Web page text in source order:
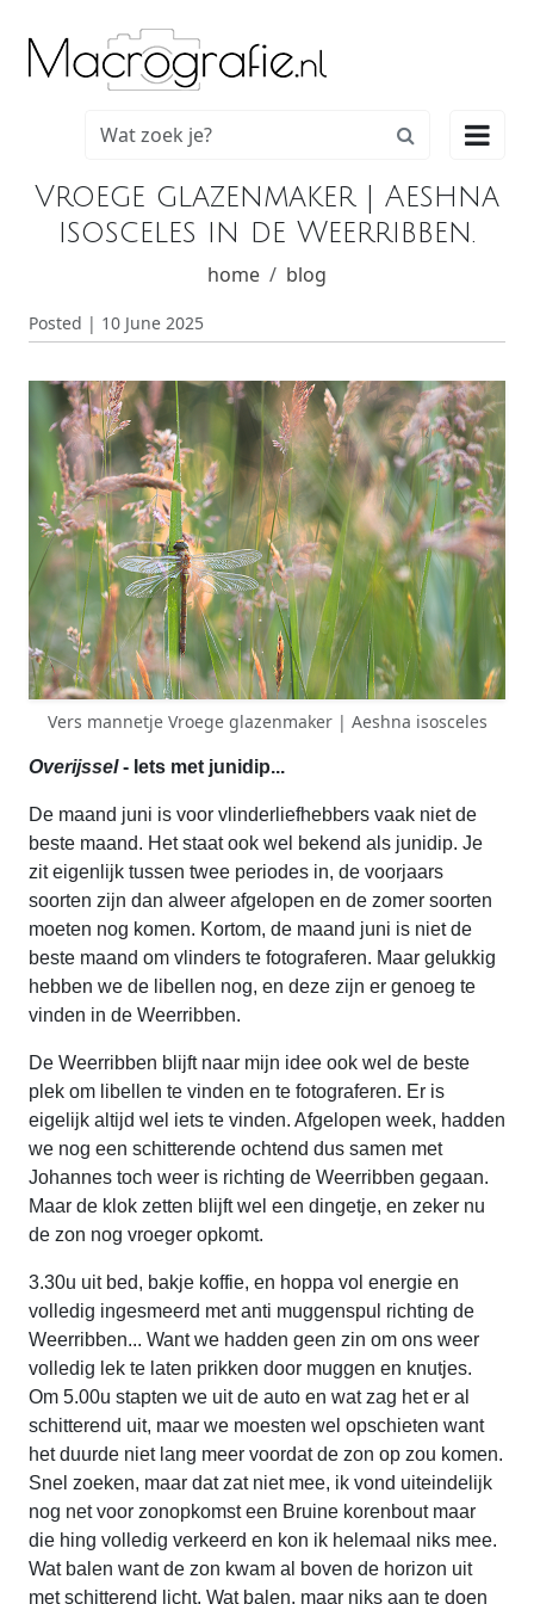

Vroege glazenmaker | Aeshna
isosceles in de Weerribben.
home blog
Posted | 10 June 2025
Vers mannetje Vroege glazenmaker | Aeshna isosceles
Overijssel- Iets met junidip...
De maand juni is voor vlinderliefhebbers vaak niet de
beste maand. Het staat ook wel bekend als junidip. Je
zit eigenlijk tussen twee periodes in, de voorjaars
soorten zijn dan alweer afgelopen en de zomer soorten
moeten nog komen. Kortom, de maand juni is niet de
beste maand om vlinders te fotograferen. Maar gelukkig
hebben we de libellen nog, en deze zijn er genoeg te
vinden in de Weerribben.
De Weerribben blijft naar mijn idee ook wel de beste
plek om libellen te vinden en te fotograferen. Er is
eigelijk altijd wel iets te vinden. Afgelopen week, hadden
we nog een schitterende ochtend dus samen met
Johannes toch weer is richting de Weerribben gegaan.
Maar de klok zetten blijft wel een dingetje, en zeker nu
de zon nog vroeger opkomt.
3.30u uit bed, bakje koffie, en hoppa vol energie en
volledig ingesmeerd met anti muggenspul richting de
Weerribben... Want we hadden geen zin om ons weer
volledig lek te laten prikken door muggen en knutjes.
Om 5.00u stapten we uit de auto en wat zag het er al
schitterend uit, maar we moesten wel opschieten want
het duurde niet lang meer voordat de zon op zou komen.
Snel zoeken, maar dat zat niet mee, ik vond uiteindelijk
nog net voor zonopkomst een Bruine korenbout maar
die hing volledig verkeerd en kon ik helemaal niks mee.
Wat balen want de zon kwam al boven de horizon uit
met schitterend licht. Wat balen, maar niks aan te doen